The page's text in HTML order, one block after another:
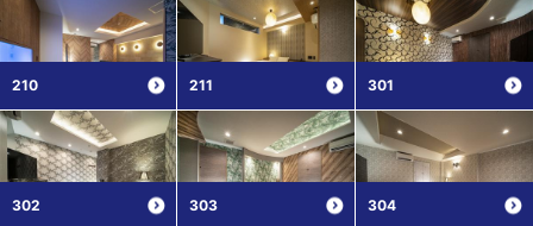
210 211 301
302 303 304